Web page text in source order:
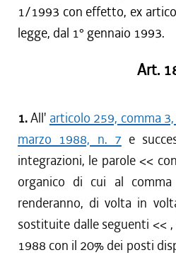
1/1993 con effetto, ex
legge, dal 1° gennaio 1993.
Art.
1.All' articolo 259, comma
marzo 1988, n. 7 e
integrazioni, le parole <<
organico di cui al
renderanno, di volta in
sostituite dalle seguenti <<
1988 con il 20% dei posti